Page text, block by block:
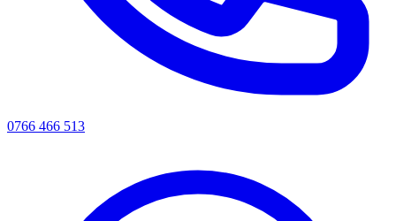
0766 466 513